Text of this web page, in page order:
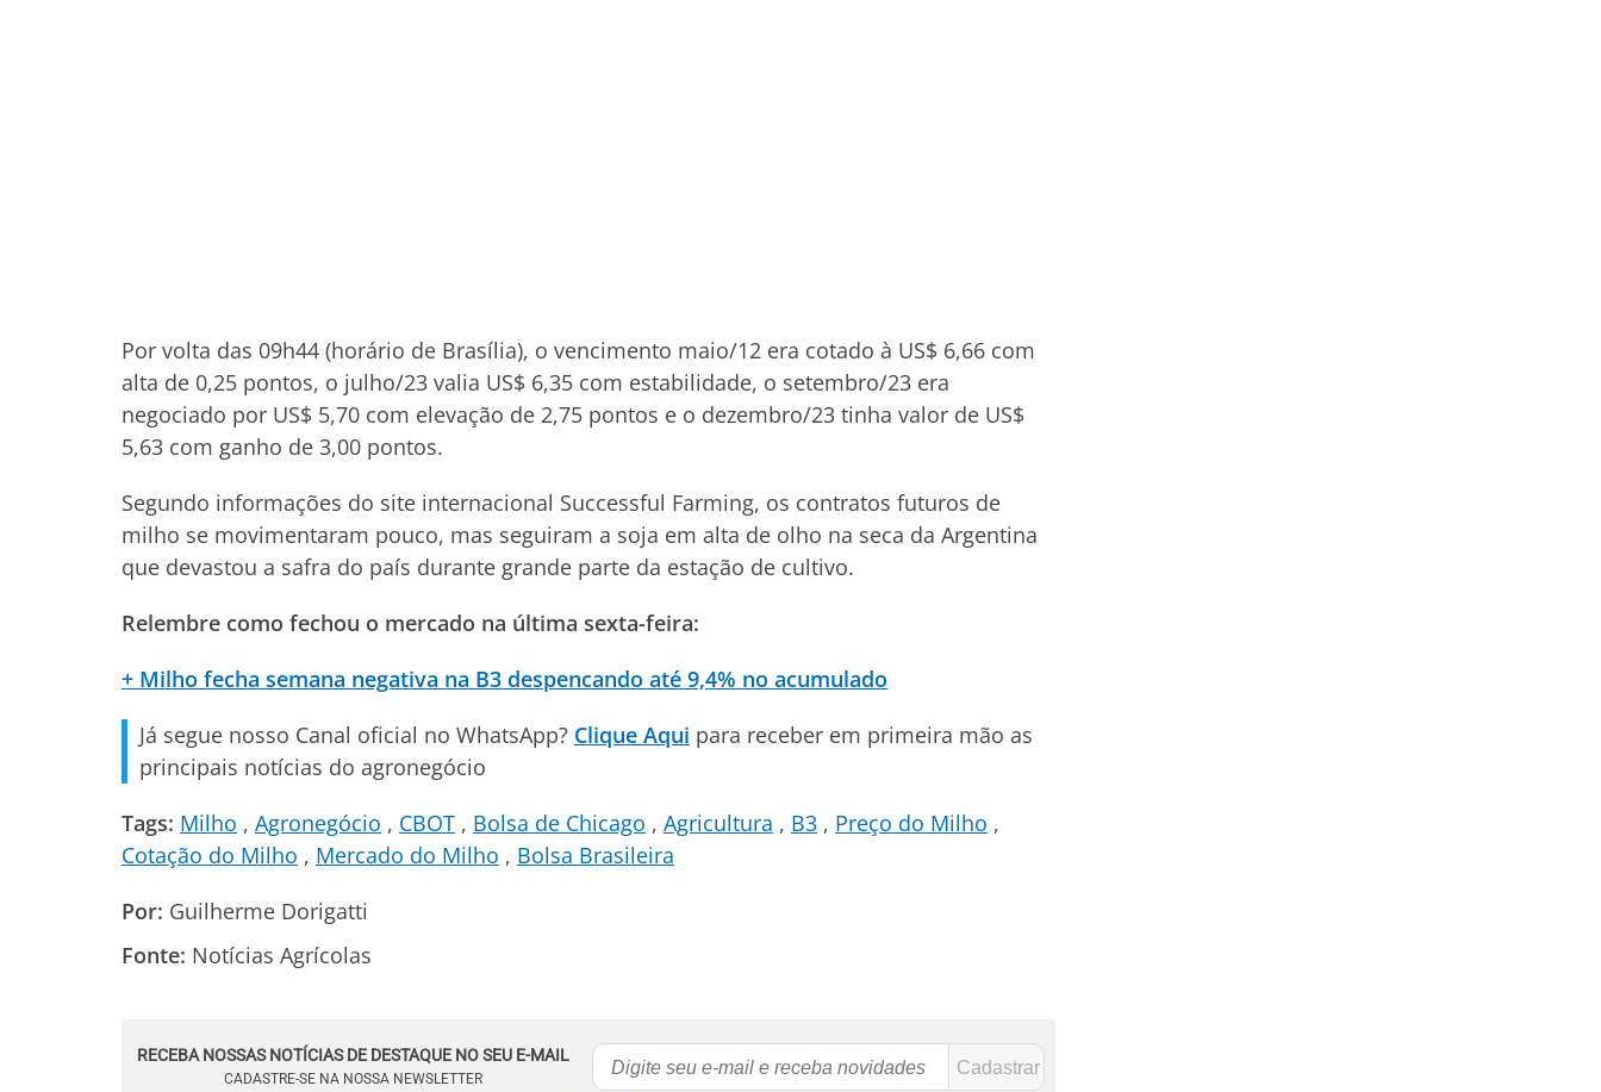
Por volta das 09h44 (horário de Brasília), o vencimento maio/12 era cotado à US$ 6,66 com
alta de 0,25 pontos, o julho/23 valia US$ 6,35 com estabilidade, o setembro/23 era
negociado por US$ 5,70 com elevação de 2,75 pontos e o dezembro/23 tinha valor de US$
5,63 com ganho de 3,00 pontos.
Segundo informações do site internacional Successful Farming, os contratos futuros de
milho se movimentaram pouco, mas seguiram a soja em alta de olho na seca da Argentina
que devastou a safra do país durante grande parte da estação de cultivo.
Relembre como fechou o mercado na última sexta-feira:
+ Milho fecha semana negativa na B3 despencando até 9,4% no acumulado
Já segue nosso Canal oficial no WhatsApp? Clique Aqui para receber em primeira mão as
principais notícias do agronegócio
Tags: Milho Agronegócio CBOT Bolsa de Chicago Agricultura B3
Preço do Milho
Cotação do Milho
Mercado do Milho
Bolsa Brasileira
Por: Guilherme Dorigatti
Fonte: Notícias Agrícolas
RECEBA NOSSAS NOTÍCIAS DE DESTAQUE NO SEU E-MAIL
CADASTRE-SE NA NOSSA NEWSLETTER